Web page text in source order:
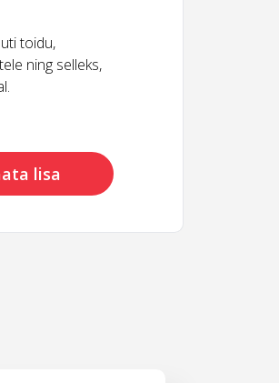
toidu,
ning selleks,
lisa